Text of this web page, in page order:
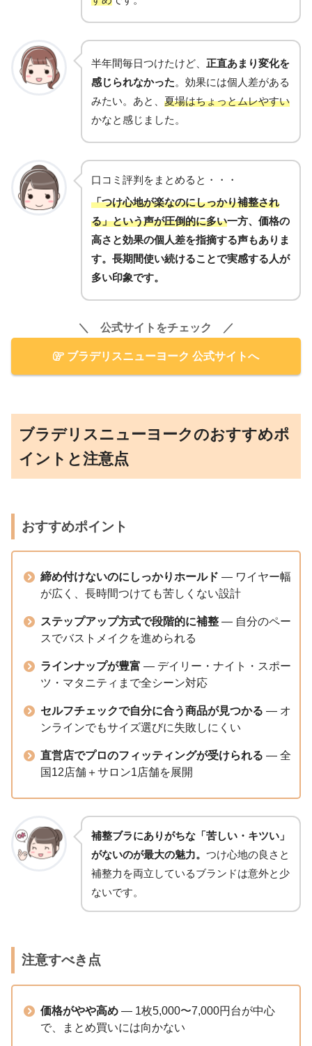
半年間毎日つけたけど、 正直あまり変化を
感じられなかった。効果には個人差がある
みたい。あと、 夏場はちょっとムレやすい
かなと感じました。
口コミ評判をまとめると・・・
「つけ心地が楽なのにしっかり補整され
る」という声が圧倒的に多い一方、価格の
高さと効果の個人差を指摘する声もありま
す。長期間使い続けることで実感する人が
多い印象です。
＼ 公式サイトをチェック ／
ブラデリスニューヨーク 公式サイトへ
ブラデリスニューヨークのおすすめポ
イントと注意点
おすすめポイント
締め付けないのにしっかりホールド — ワイヤー幅
が広く、長時間つけても苦しくない設計
ステップアップ方式で段階的に補整 — 自分のペー
スでバストメイクを進められる
ラインナップが豊富 — デイリー・ナイト・スポー
ツ・マタニティまで全シーン対応
セルフチェックで自分に合う商品が見つかる — オ
ンラインでもサイズ選びに失敗しにくい
直営店でプロのフィッティングが受けられる — 全
国12店舗＋サロン1店舗を展開
補整ブラにありがちな「苦しい・キツい」
がないのが最大の魅力。 つけ心地の良さと
補整力を両立しているブランドは意外と少
ないです。
注意すべき点
価格がやや高め — 1枚5,000〜7,000円台が中心
で、まとめ買いには向かない